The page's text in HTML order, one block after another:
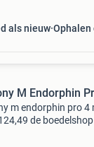
als nieuw Ophalen
M Endorphin
m endorphin pro 4
de